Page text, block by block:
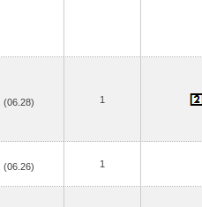
(06.28) 1
(06.26) 1